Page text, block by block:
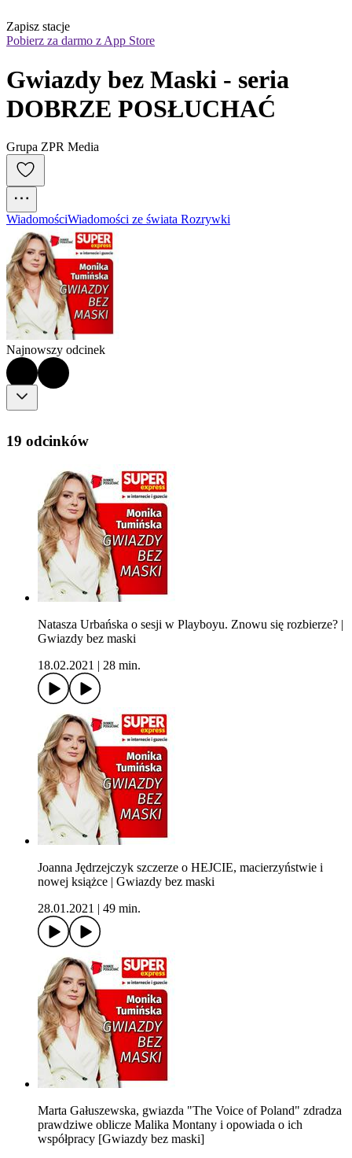
Zapisz stacje
Pobierz za darmo z App Store
Gwiazdy bez Maski - seria
DOBRZE POSŁUCHAĆ
Grupa ZPR Media
WiadomościWiadomości ze świata Rozrywki
Najnowszy odcinek
19 odcinków
Natasza Urbańska o sesji w Playboyu. Znowu się rozbierze? |
Gwiazdy bez maski
18.02.2021
28 min.
Joanna Jędrzejczyk szczerze o HEJCIE, macierzyństwie i
nowej książce | Gwiazdy bez maski
28.01.2021
49 min.
Marta Gałuszewska, gwiazda "The Voice of Poland" zdradza
prawdziwe oblicze Malika Montany i opowiada o ich
współpracy [Gwiazdy bez maski]